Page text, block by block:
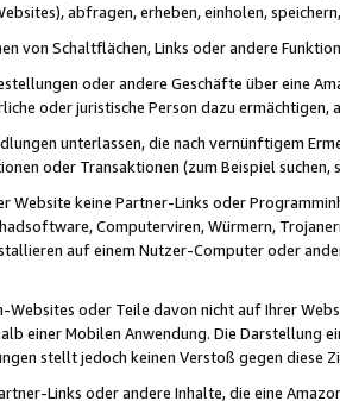
abfragen, erheben, einholen,
von Schaltflächen, Links oder andere
oder andere Geschäfte über eine
oder juristische Person dazu
unterlassen, die nach vernünftigem
oder Transaktionen (zum Beispiel
Website keine Partner-Links oder
Computerviren, Würmern,
auf einem Nutzer-Computer oder
Websites oder Teile davon nicht auf Ihrer
einer Mobilen Anwendung. Die Darstellung
stellt jedoch keinen Verstoß gegen diese
Links oder andere Inhalte, die eine